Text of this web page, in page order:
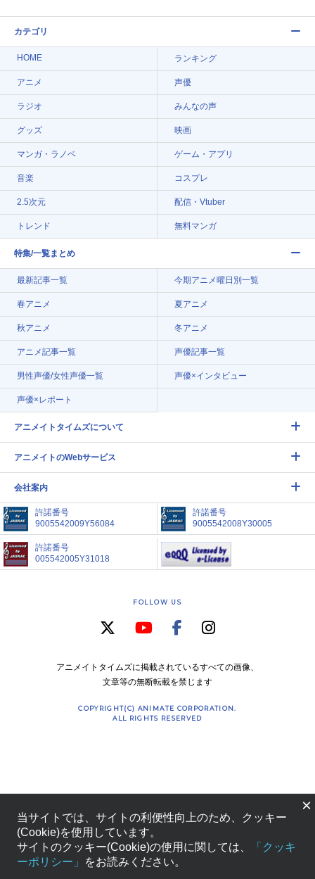
カテゴリ
HOME ランキング
アニメ 声優
ラジオ みんなの声
グッズ 映画
マンガ・ラノベ ゲーム・アプリ
音楽 コスプレ
2.5次元 配信・Vtuber
トレンド 無料マンガ
特集/一覧まとめ
最新記事一覧 今期アニメ曜日別一覧
春アニメ 夏アニメ
秋アニメ 冬アニメ
アニメ記事一覧 声優記事一覧
男性声優/女性声優一覧 声優×インタビュー
声優×レポート
アニメイトタイムズについて
アニメイトのWebサービス
会社案内
許諾番号
9005542009Y56084
許諾番号
9005542008Y30005
許諾番号
005542005Y31018
FOLLOW US
アニメイトタイムズに掲載されているすべての画像、
文章等の無断転載を禁じます
COPYRIGHT(C) ANIMATE CORPORATION.
ALL RIGHTS RESERVED
×
当サイトでは、サイトの利便性向上のため、クッキー
(Cookie)を使用しています。
サイトのクッキー(Cookie)の使用に関しては、
「クッキ
ーポリシー」
をお読みください。